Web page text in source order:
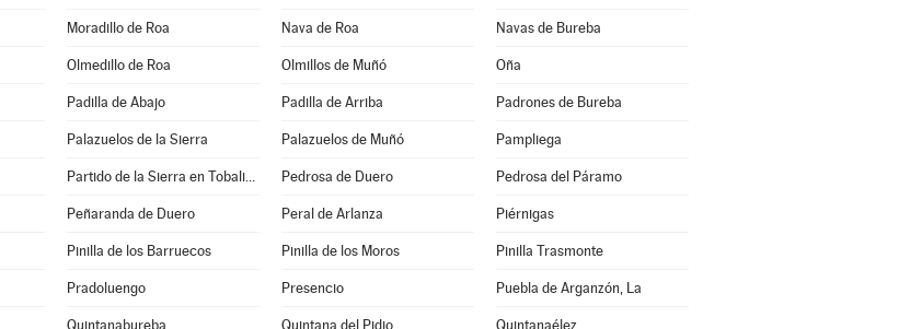
Moradillo de Roa Nava de Roa Navas de Bureba
Olmedillo de Roa Olmillos de Muñó Oña
Padilla de Abajo Padilla de Arriba Padrones de Bureba
Palazuelos de la Sierra Palazuelos de Muñó Pampliega
Partido de la Sierra en Tobalina Pedrosa de Duero Pedrosa del Páramo
Peñaranda de Duero Peral de Arlanza Piérnigas
Pinilla de los Barruecos Pinilla de los Moros Pinilla Trasmonte
Pradoluengo Presencio Puebla de Arganzón, La
Quintanabureba Quintana del Pidio Quintanaélez